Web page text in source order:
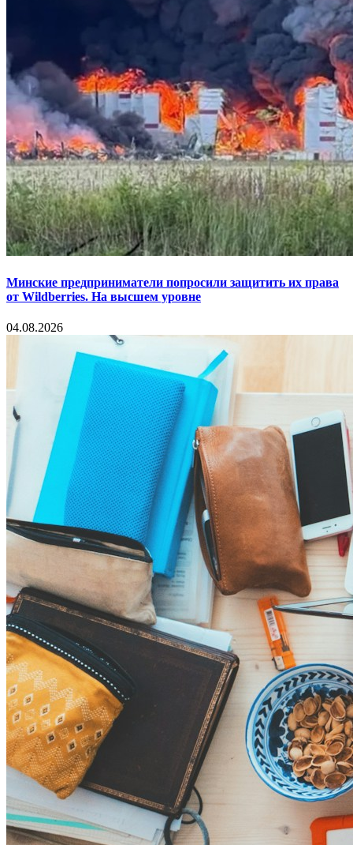
Минские предприниматели попросили защитить их права
от Wildberries. На высшем уровне
04.08.2026